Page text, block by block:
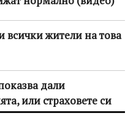
всички жители на това
дали
или страховете си